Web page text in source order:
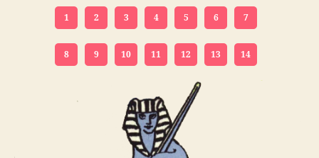
1 2 3 4 5 6 7
8 9 10 11 12 13 14